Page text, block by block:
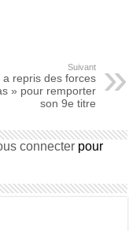
Suivant
a repris des forces
» pour remporter
son 9e titre
connecter pour